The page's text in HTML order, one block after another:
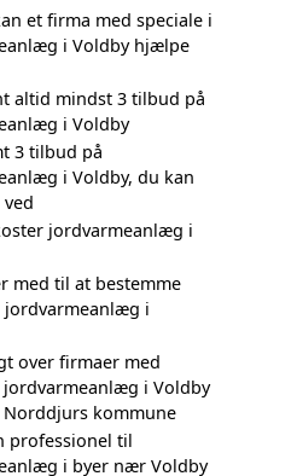
et firma med speciale i
i Voldby hjælpe
altid mindst 3 tilbud på
i Voldby
3 tilbud på
i Voldby, du kan
jordvarmeanlæg i
med til at bestemme
jordvarmeanlæg i
over firmaer med
jordvarmeanlæg i Voldby
kommune
professionel til
i byer nær Voldby